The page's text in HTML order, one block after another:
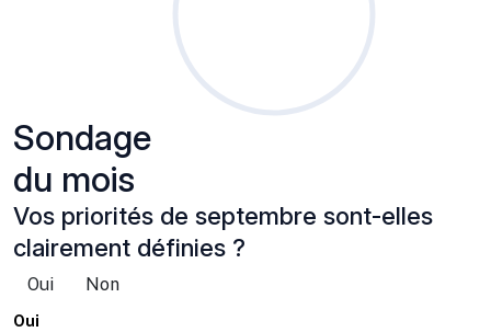
Sondage
du mois
Vos priorités de septembre sont-elles
clairement définies ?
Oui Non
Oui